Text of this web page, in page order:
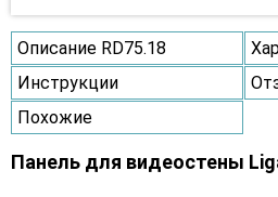
Описание RD75.18
Инструкции
Похожие
Панель для видеостены